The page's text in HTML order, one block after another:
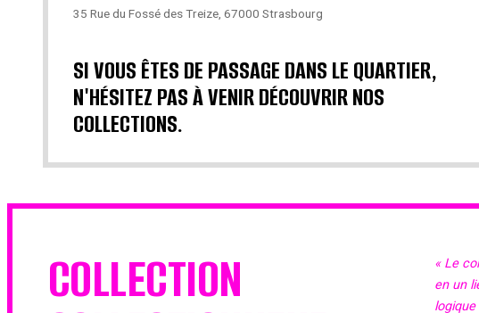
35 Rue du Fossé des Treize, 67000 Strasbourg
SI VOUS ÊTES DE PASSAGE DANS LE QUARTIER,
N'HÉSITEZ PAS À VENIR DÉCOUVRIR NOS
COLLECTIONS.
COLLECTION
« Le
en un